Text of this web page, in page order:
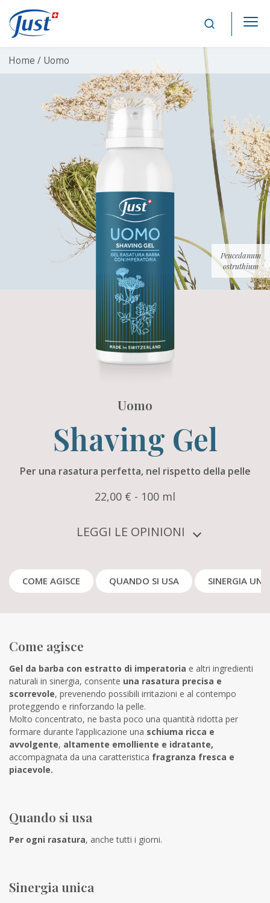
Main Navigation
Home / Uomo
Peucedanum
ostruthium
Uomo
Shaving Gel
Per una rasatura perfetta, nel rispetto della pelle
22,00 € - 100 ml
LEGGI LE OPINIONI
COME AGISCE QUANDO SI USA SINERGIA
Come agisce
Gel da barba con estratto di imperatoria e altri ingredienti
naturali in sinergia, consente una rasatura precisa e
scorrevole, prevenendo possibili irritazioni e al contempo
proteggendo e rinforzando la pelle.
Molto concentrato, ne basta poco una quantità ridotta per
formare durante l’applicazione una schiuma ricca e
avvolgente, altamente emolliente e idratante,
accompagnata da una caratteristica fragranza fresca e
piacevole.
Quando si usa
Per ogni rasatura, anche tutti i giorni.
Sinergia unica